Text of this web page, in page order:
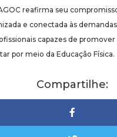
reafirma seu
e conectada às
capazes de
por meio da Educação Física.
Compartilhe: